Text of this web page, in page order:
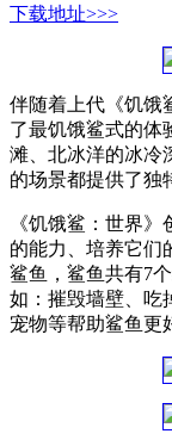
下载地址>>>
伴随着上代《饥饿
了最饥饿鲨式的体
滩、北冰洋的冰冷
的场景都提供了独
《饥饿鲨：世界
的能力、培养它们
鲨鱼，鲨鱼共有7
如：摧毁墙壁、吃
宠物等帮助鲨鱼更